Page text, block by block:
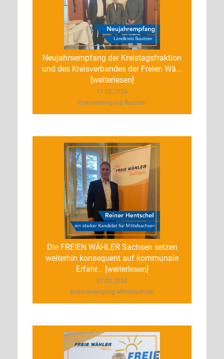
Neujahrsempfang der Kreistagsfraktion
und des Kreisverbandes der Freien Wä...
[weiterlesen]
11.02.2024
Kreisvereinigung Bautzen
Die FREIEN WÄHLER Sachsen setzen
weiterhin konsequent auf kommunale
Erfahr... [weiterlesen]
07.02.2024
Kreisvereinigung Mittelsachsen